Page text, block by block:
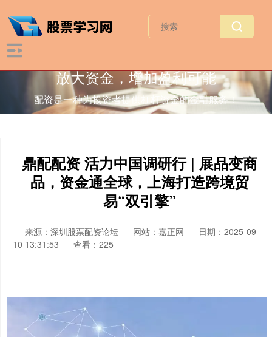
放大资金，增加盈利可能
配资是一种为投资者提供杠杆资金的金融服务！
鼎配配资 活力中国调研行 | 展品变商
品，资金通全球，上海打造跨境贸
易“双引擎”
来源：深圳股票配资论坛 网站：嘉正网
日期：2025-09-
10 13:31:53
查看：225